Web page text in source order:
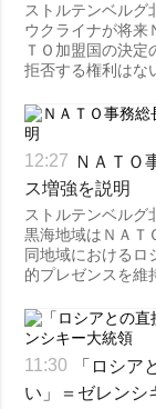
ストルテンベルグ
ウクライナが将来
ＴＯ加盟国の決定
拒否する権利はな
12:27 ＮＡＴＯ
ス増強を説明
ストルテンベルグ
黒海地域はＮＡＴ
同地域におけるロ
的プレゼンスを維
11:30
「ロシ
い」＝ゼレンシ